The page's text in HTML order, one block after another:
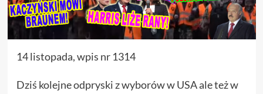
14 listopada, wpis nr 1314
Dziś kolejne odpryski z wyborów w USA ale też w